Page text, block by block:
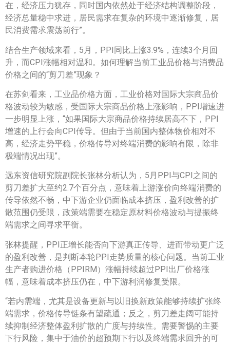
在，经济压力犹存，同时国内依然处于经济结构调整阶段，
经济总量稳中求进，居民需求在复杂的环境中逐渐修复，居
民消费需求震荡前行”。
结合生产领域来看，5月，PPI同比上涨3.9%，连续3个月回
升，而CPI涨幅相对温和。如何理解当前工业品价格与消费品
价格之间的“剪刀差”现象？
在苏剑看来，工业品价格方面，工业价格对国际大宗商品价
格波动较为敏感，受国际大宗商品价格上涨影响，PPI增速进
一步明显上涨，“如果国际大宗商品价格持续居高不下，PPI
增速的上行会向CPI传导。但由于当前国内整体物价相对不
高，经济走势平稳，价格传导对终端消费的影响有限，除非
极端情况出现”。
远东资信研究院副院长张林分析认为，5月PPI与CPI之间的
剪刀差扩大至约2.7个百分点，意味着上游涨价向终端消费的
传导依然不畅，中下游企业仍面临成本挤压，盈利改善的扩
散范围仍受限，政策端需要在稳定原材料价格波动与提振终
端需求之间寻求平衡。
张林提醒，PPI正增长能否向下游真正传导、进而带动更广泛
的盈利改善，是判断本轮PPI走势质量的核心问题。当前工业
生产者购进价格（PPIRM）涨幅持续超过PPI出厂价格涨
幅，意味着成本挤压仍在，中下游利润修复受限。
“若内需端，尤其是设备更新与以旧换新政策能够持续扩张终
端需求，价格传导链条有望疏通；反之，剪刀差走阔可能持
续抑制经济整体盈利扩散的广度与持续性。需要警惕的主要
下行风险，集中于油价的超预期下行以及终端需求回升的可